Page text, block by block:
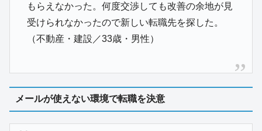
もらえなかった。何度交渉しても改善の余地が見
受けられなかったので新しい転職先を探した。
（不動産・建設／33歳・男性）
メールが使えない環境で転職を決意